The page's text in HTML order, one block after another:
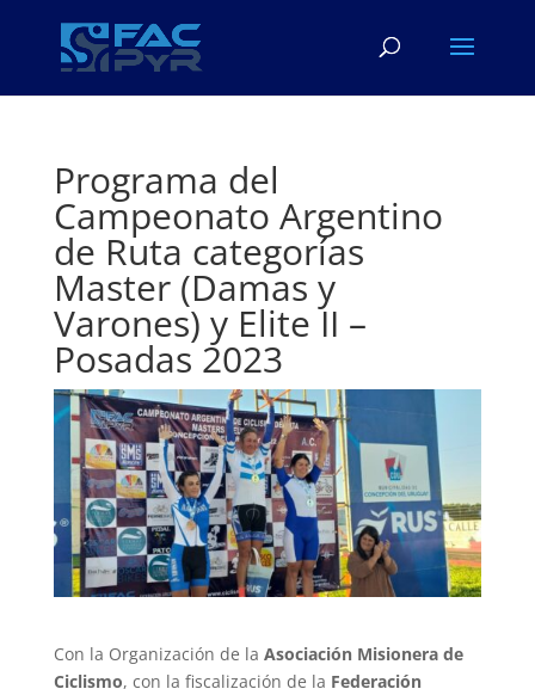
Programa del
Campeonato Argentino
de Ruta categorías
Master (Damas y
Varones) y Elite II –
Posadas 2023
Con la Organización de la Asociación Misionera de
Ciclismo, con la fiscalización de la Federación